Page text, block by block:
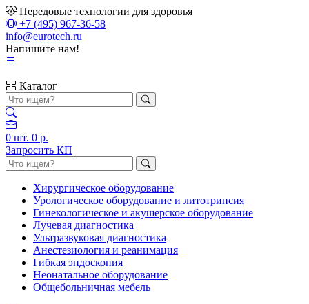
Передовые технологии для здоровья
+7 (495) 967-36-58
info@eurotech.ru
Напишите нам!
Каталог
0 шт. 0 р.
Запросить КП
Хирургическое оборудование
Урологическое оборудование и литотрипсия
Гинекологическое и акушерское оборудование
Лучевая диагностика
Ультразвуковая диагностика
Анестезиология и реанимация
Гибкая эндоскопия
Неонатальное оборудование
Общебольничная мебель